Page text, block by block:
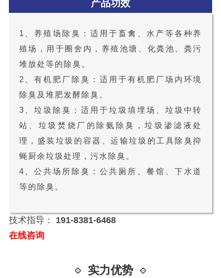
产品功效
1、养殖场除臭：适用于畜禽、水产等各种养
殖场，用于圈舍内，养殖池塘、化粪池、粪污
堆放处等的除臭。
2、有机肥厂除臭：适用于有机肥厂场内环境
除臭及堆肥发酵除臭。
3、垃圾除臭：适用于垃圾填埋场、垃圾中转
站、垃圾焚烧厂的除氨除臭，垃圾渗滤液处
理，盛装垃圾的容器、运输垃圾的工具除臭抑
蝇厨余垃圾处理，污水除臭。
4、公共场所除臭：公共厕所、餐馆、下水道
等的除臭。
技术指导：
191-8381-6468
在线咨询
实力优势